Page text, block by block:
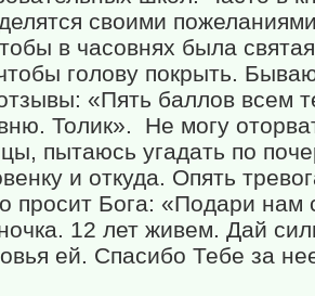
своими
в часовнях была
голову покрыть.
«Пять баллов всем
Толик».
Не могу
пытаюсь угадать по
и откуда. Опять
просит Бога: «Подари нам
12 лет живем. Дай
ей. Спасибо Тебе за